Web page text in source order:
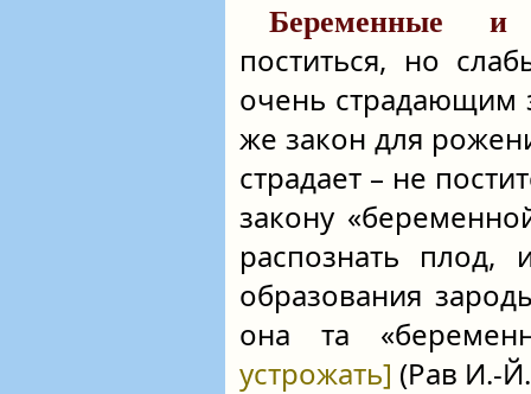
Беременные и
поститься, но
очень страдающим
же закон для
страдает – не
закону
распознать
образования
она та
устрожать] (Рав И.-